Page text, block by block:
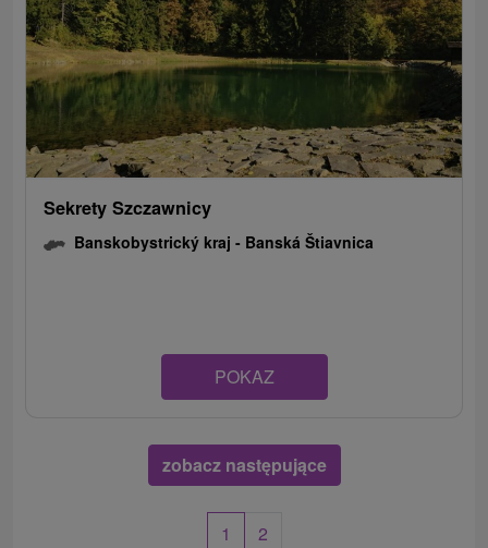
Sekrety Szczawnicy
Banskobystrický kraj - Banská Štiavnica
POKAZ
zobacz następujące
1 2